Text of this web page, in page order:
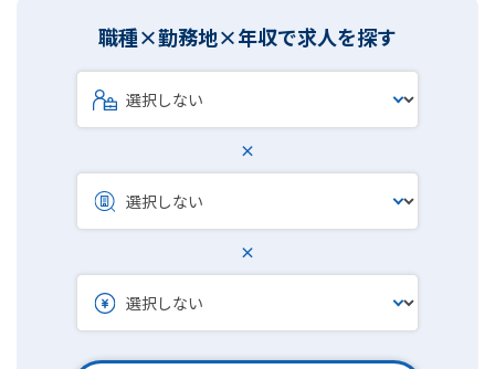
職種×勤務地×年収で求人を探す
×
×